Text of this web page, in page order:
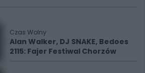
Czas Wolny
Alan Walker, DJ SNAKE, Bedoes
2115: Fajer Festiwal Chorzów